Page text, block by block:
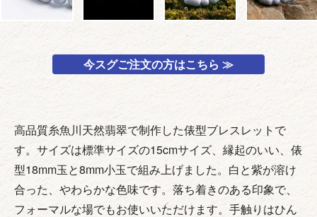
今スグご注文の方はこちら ≫
高品質糸魚川天然翡翠で制作した俵型ブレスレットで
す。サイズは標準サイズの15cmサイズ、縁起のいい、俵
型18mm玉と8mm小玉で組み上げました。白と紫が溶け
合った、やわらかな色味です。落ち着きのある印象で、
フォーマルな場でもお使いいただけます。手触りはひん